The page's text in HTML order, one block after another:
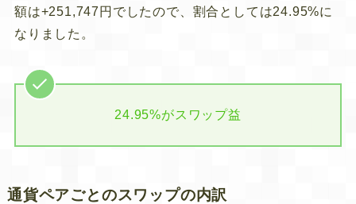
額は+251,747円でしたので、割合としては24.95%に
なりました。
24.95%がスワップ益
通貨ペアごとのスワップの内訳